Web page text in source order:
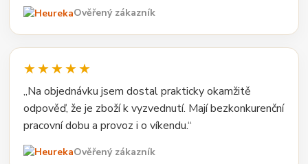
Ověřený zákazník
★★★★★
„Na objednávku jsem dostal prakticky okamžitě
odpověď, že je zboží k vyzvednutí. Mají bezkonkurenční
pracovní dobu a provoz i o víkendu.“
Ověřený zákazník